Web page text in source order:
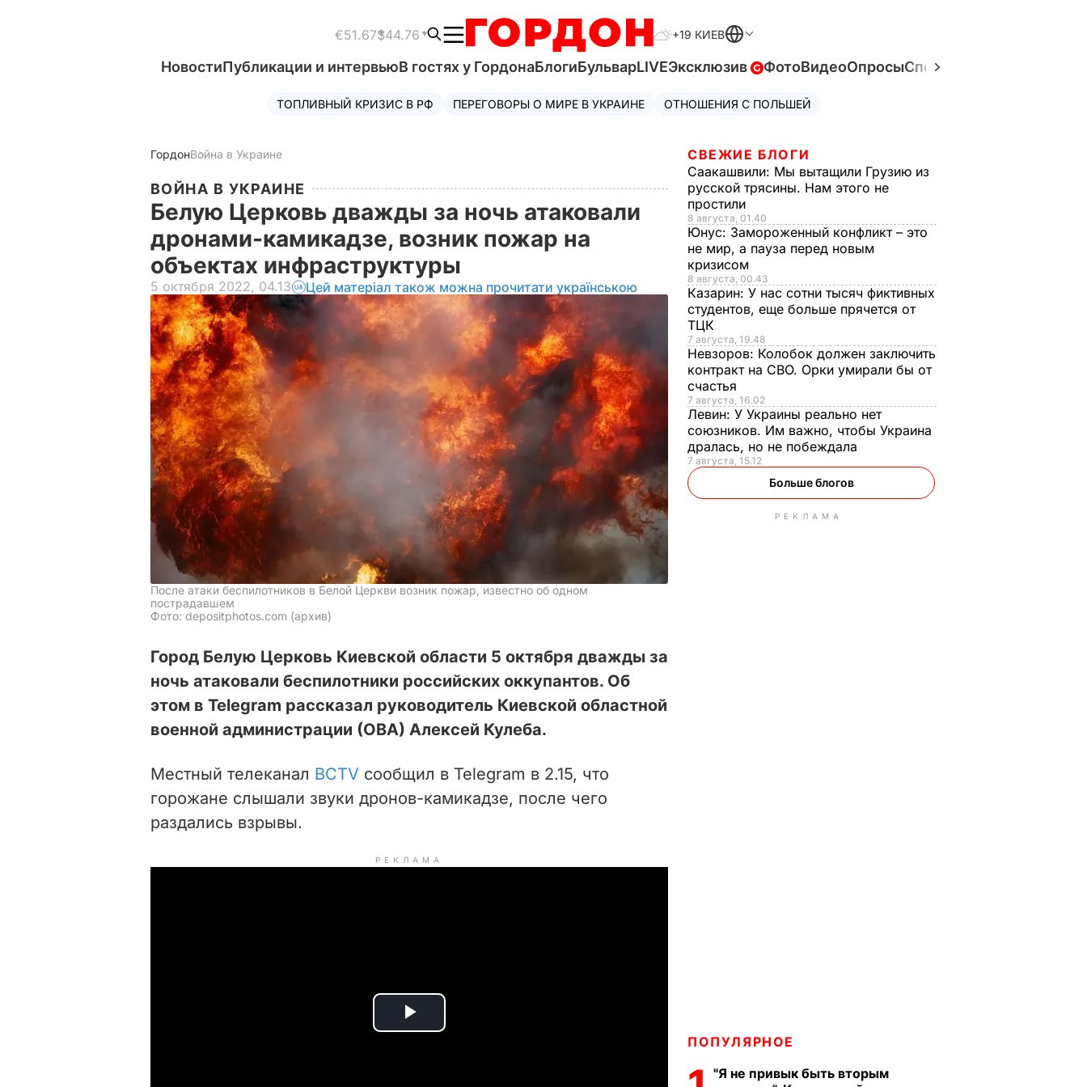
€51.67$44.76 +19 КИЕВ
НовостиПубликации и интервьюВ гостях у ГордонаБлогиБульварLIVEЭксклюзив ФотоВидеоОпросыСпецпроекты
ТОПЛИВНЫЙ КРИЗИС В РФ ПЕРЕГОВОРЫ О МИРЕ В УКРАИНЕ ОТНОШЕНИЯ С ПОЛЬШЕЙ
ГордонВойна в Украине
ВОЙНА В УКРАИНЕ
Белую Церковь дважды за ночь атаковали
дронами-камикадзе, возник пожар на
объектах инфраструктуры
5 октября 2022, 04.13 Цей матеріал також можна прочитати українською
После атаки беспилотников в Белой Церкви возник пожар, известно об одном
пострадавшем
Фото: depositphotos.com (архив)
Город Белую Церковь Киевской области 5 октября дважды за
ночь атаковали беспилотники российских оккупантов. Об
этом в Telegram рассказал руководитель Киевской областной
военной администрации (ОВА) Алексей Кулеба.
Местный телеканал BCTV сообщил в Telegram в 2.15, что
горожане слышали звуки дронов-камикадзе, после чего
раздались взрывы.
РЕКЛАМА
P
СВЕЖИЕ БЛОГИ
Саакашвили: Мы вытащили Грузию из
русской трясины. Нам этого не
простили
8 августа, 01.40
Юнус: Замороженный конфликт – это
не мир, а пауза перед новым
кризисом
8 августа, 00.43
Казарин: У нас сотни тысяч фиктивных
студентов, еще больше прячется от
ТЦК
7 августа, 19.48
Невзоров: Колобок должен заключить
контракт на СВО. Орки умирали бы от
счастья
7 августа, 16.02
Левин: У Украины реально нет
союзников. Им важно, чтобы Украина
дралась, но не побеждала
7 августа, 15.12
Больше блогов
РЕКЛАМА
ПОПУЛЯРНОЕ
"Я не привык быть вторым